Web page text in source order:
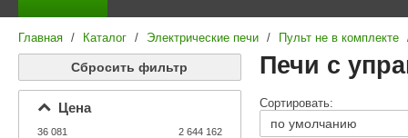
Дровяные печи
Электрические печи
Сауны
ИК сауны
Grandis Born
Kastor Sawo
Главная / Каталог / Электрические печи / Пульт не в комплекте
Сбросить фильтр
Цена
36 081 2 644 162
Печи с
Сортировать: